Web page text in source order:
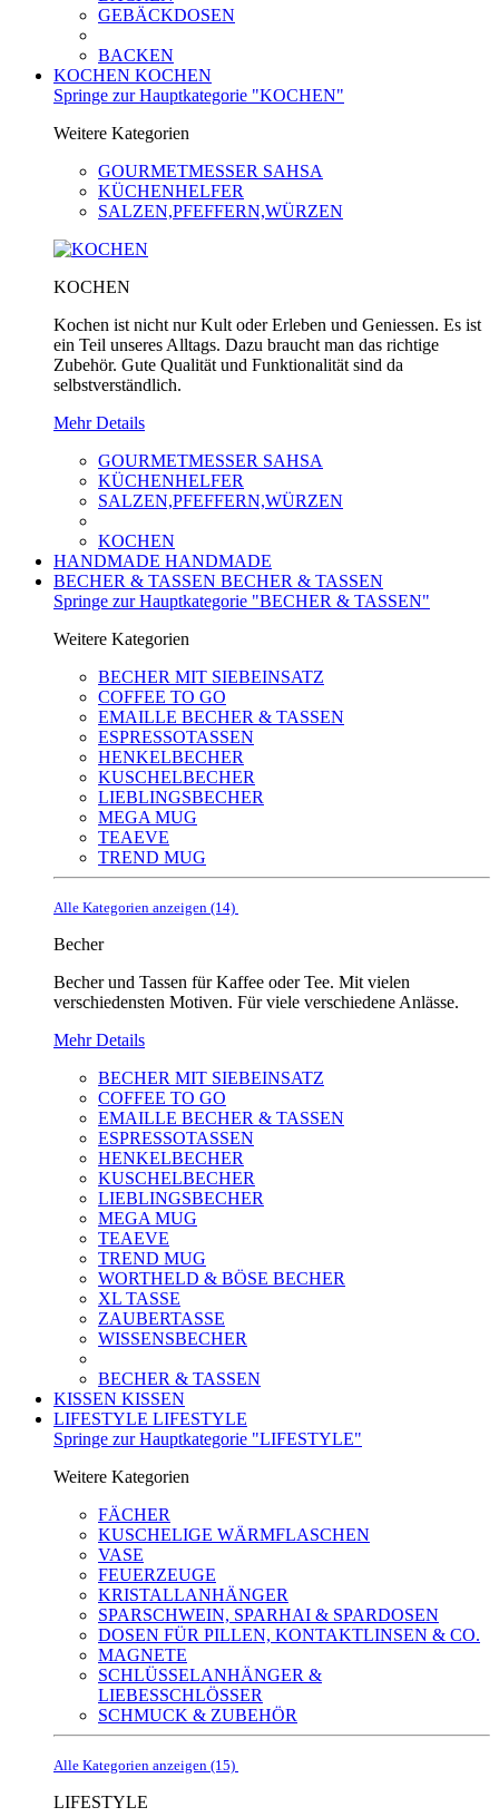
GEBÄCKDOSEN
BACKEN
KOCHEN KOCHEN
Springe zur Hauptkategorie "KOCHEN"
Weitere Kategorien
GOURMETMESSER SAHSA
KÜCHENHELFER
SALZEN,PFEFFERN,WÜRZEN
KOCHEN
Kochen ist nicht nur Kult oder Erleben und Geniessen. Es ist
ein Teil unseres Alltags. Dazu braucht man das richtige
Zubehör. Gute Qualität und Funktionalität sind da
selbstverständlich.
Mehr Details
GOURMETMESSER SAHSA
KÜCHENHELFER
SALZEN,PFEFFERN,WÜRZEN
KOCHEN
HANDMADE HANDMADE
BECHER & TASSEN BECHER & TASSEN
Springe zur Hauptkategorie "BECHER & TASSEN"
Weitere Kategorien
BECHER MIT SIEBEINSATZ
COFFEE TO GO
EMAILLE BECHER & TASSEN
ESPRESSOTASSEN
HENKELBECHER
KUSCHELBECHER
LIEBLINGSBECHER
MEGA MUG
TEAEVE
TREND MUG
Alle Kategorien anzeigen (14)
Becher
Becher und Tassen für Kaffee oder Tee. Mit vielen
verschiedensten Motiven. Für viele verschiedene Anlässe.
Mehr Details
BECHER MIT SIEBEINSATZ
COFFEE TO GO
EMAILLE BECHER & TASSEN
ESPRESSOTASSEN
HENKELBECHER
KUSCHELBECHER
LIEBLINGSBECHER
MEGA MUG
TEAEVE
TREND MUG
WORTHELD & BÖSE BECHER
XL TASSE
ZAUBERTASSE
WISSENSBECHER
BECHER & TASSEN
KISSEN KISSEN
LIFESTYLE LIFESTYLE
Springe zur Hauptkategorie "LIFESTYLE"
Weitere Kategorien
FÄCHER
KUSCHELIGE WÄRMFLASCHEN
VASE
FEUERZEUGE
KRISTALLANHÄNGER
SPARSCHWEIN, SPARHAI & SPARDOSEN
DOSEN FÜR PILLEN, KONTAKTLINSEN & CO.
MAGNETE
SCHLÜSSELANHÄNGER &
LIEBESSCHLÖSSER
SCHMUCK & ZUBEHÖR
Alle Kategorien anzeigen (15)
LIFESTYLE